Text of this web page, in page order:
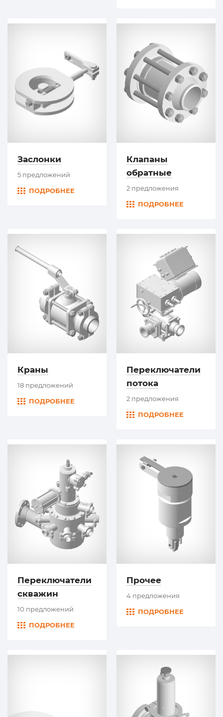
Заслонки
5 предложений
ПОДРОБНЕЕ
Клапаны
обратные
2 предложения
ПОДРОБНЕЕ
Краны
18 предложений
ПОДРОБНЕЕ
Переключатели
потока
2 предложения
ПОДРОБНЕЕ
Переключатели
скважин
10 предложений
ПОДРОБНЕЕ
Прочее
4 предложения
ПОДРОБНЕЕ